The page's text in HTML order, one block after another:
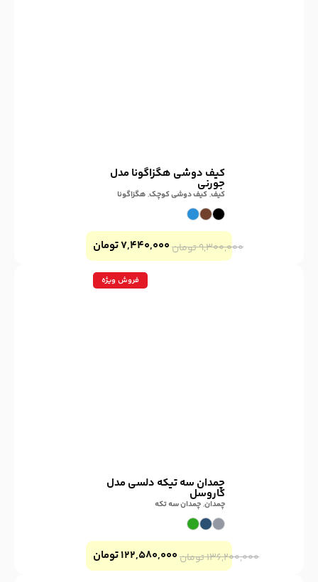
کیف دوشی هگزاگونا مدل
جورنی
کیف,کیف دوشی کوچک,هگزاگونا
۹,۳۰۰,۰۰۰تومان۷,۴۴۰,۰۰۰تومان
فروش ویژه
چمدان سه تیکه دلسی مدل
کاروسل
چمدان,چمدان سه تکه
۱۳۶,۲۰۰,۰۰۰تومان۱۲۲,۵۸۰,۰۰۰تومان